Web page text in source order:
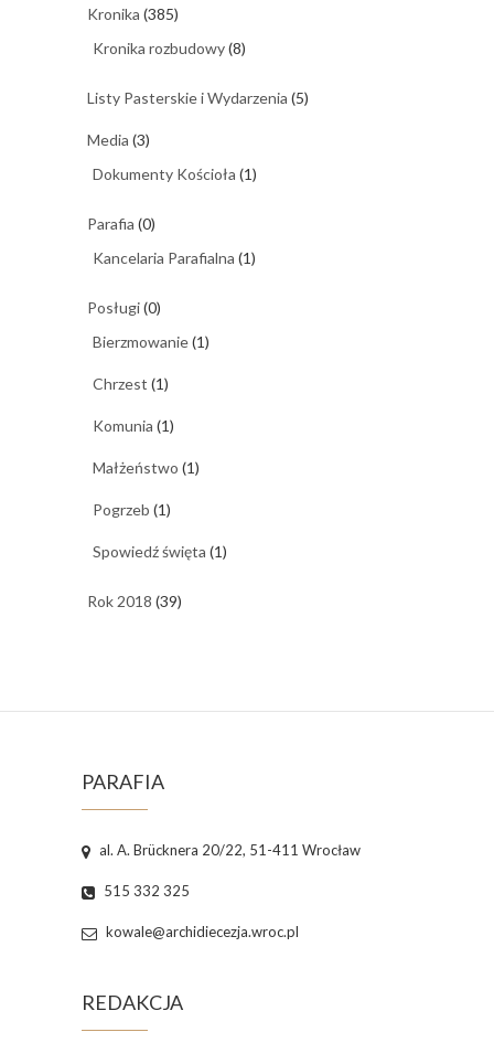
Kronika (385)
Kronika rozbudowy(8)
Listy Pasterskie i Wydarzenia (5)
Media (3)
Dokumenty Kościoła (1)
Parafia (0)
Kancelaria Parafialna (1)
Posługi(0)
Bierzmowanie(1)
Chrzest (1)
Komunia (1)
Małżeństwo (1)
Pogrzeb (1)
Spowiedź święta (1)
Rok 2018 (39)
PARAFIA
al. A. Brücknera 20/22, 51-411 Wrocław
515 332 325
kowale@archidiecezja.wroc.pl
REDAKCJA